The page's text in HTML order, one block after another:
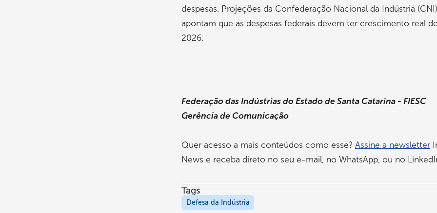
despesas. Projeções da Confederação Nacional da Indústria
apontam que as despesas federais devem ter crescimento real
2026.
Federação das Indústrias do Estado de Santa Catarina - FIESC
Gerência de Comunicação
Quer acesso a mais conteúdos como esse? Assine a newsletter
News e receba direto no seu e-mail, no WhatsApp, ou no
Tags
Defesa da Indústria